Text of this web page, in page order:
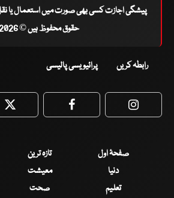
پیشگی اجازت کسی بھی صورت میں استعمال یا
حقوق محفوظ ہیں © 2026
رابطہ کریں پرائیویسی پالیسی
Twitter Facebook
صفحۂ اول تازہ ترین
دنیا
معیشت
تعلیم
صحت